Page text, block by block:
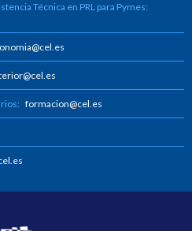
Técnica en PRL para Pymes:
formacion@cel.es